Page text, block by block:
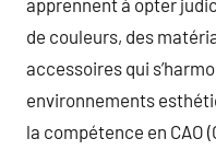
de couleurs, des
accessoires qui
environnements
la compétence en CAO